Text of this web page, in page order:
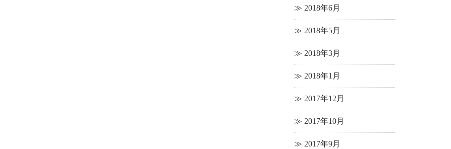
2018年6月
2018年5月
2018年3月
2018年1月
2017年12月
2017年10月
2017年9月